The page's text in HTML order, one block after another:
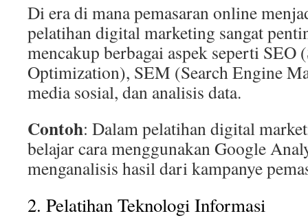
Di era di mana pemasaran online
pelatihan digital marketing sangat
mencakup berbagai aspek seperti SEO
Optimization), SEM (Search Engine
media sosial, dan analisis data.
Contoh: Dalam pelatihan digital
belajar cara menggunakan Google
menganalisis hasil dari kampanye
2. Pelatihan Teknologi Informasi